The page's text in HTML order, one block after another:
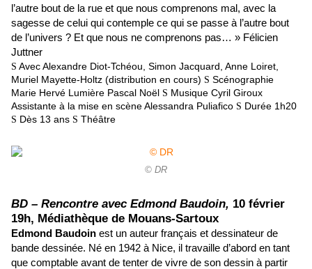
l’autre bout de la rue et que nous comprenons mal, avec la
sagesse de celui qui contemple ce qui se passe à l’autre bout
de l’univers ? Et que nous ne comprenons pas… » Félicien
Juttner
S AvecAlexandre Diot-Tchéou, Simon Jacquard, Anne Loiret,
Muriel Mayette-Holtz (distribution en cours) S Scénographie
Marie Hervé Lumière Pascal Noël S Musique Cyril Giroux
Assistante à la mise en scèneAlessandra Puliafico S Durée 1h20
S Dès 13 ans S Théâtre
© DR
BD – Rencontre avec Edmond Baudoin, 10 février
19h, Médiathèque de Mouans-Sartoux
Edmond Baudoin est un auteur français et dessinateur de
bande dessinée. Né en 1942 à Nice, il travaille d’abord en tant
que comptable avant de tenter de vivre de son dessin à partir